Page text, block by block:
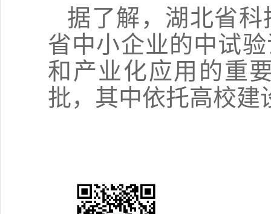
据了解，湖北省
省中小企业的中试
和产业化应用的重
批，其中依托高校建